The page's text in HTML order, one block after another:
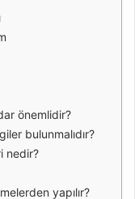
önemlidir?
bulunmalıdır?
nedir?
yapılır?